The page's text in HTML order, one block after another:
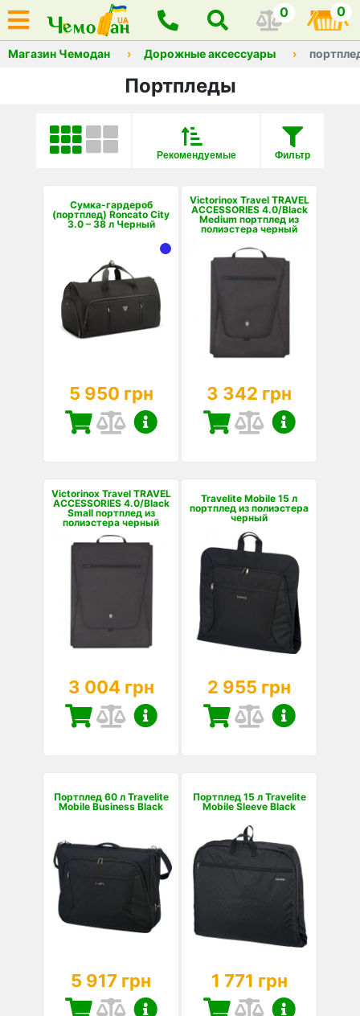
0 0
Магазин Чемодан Дорожные аксессуары
Портпледы
Фильтр
Рекомендуемые
Сумка-гардероб
(портплед) Roncato City
3.0 – 38 л Черный
5 950 грн
Victorinox Travel TRAVEL
ACCESSORIES 4.0/Black
Medium портплед из
полиэстера черный
3 342 грн
Victorinox Travel TRAVEL
ACCESSORIES 4.0/Black
Small портплед из
полиэстера черный
3 004 грн
Travelite Mobile 15 л
портплед из полиэстера
черный
2 955 грн
Портплед 60 л Travelite
Mobile Business Black
5 917 грн
Портплед 15 л Travelite
Mobile Sleeve Black
1 771 грн